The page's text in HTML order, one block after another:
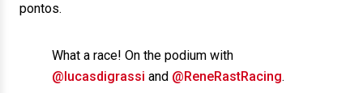
pontos.
What a race! On the podium with
@lucasdigrassi and @ReneRastRacing.